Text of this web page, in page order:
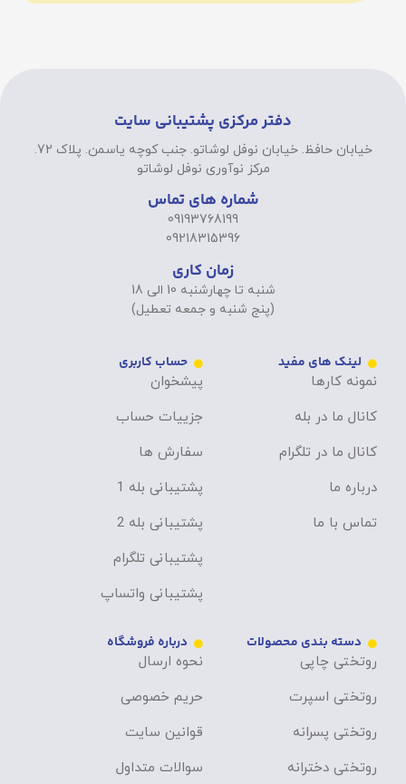
دفتر مرکزی پشتیبانی سایت
خیابان حافظ. خیابان نوفل لوشاتو. جنب کوچه یاسمن. پلاک 72.
مرکز نوآوری نوفل لوشاتو
شماره های تماس
09193768199
09218315396
زمان کاری
شنبه تا چهارشنبه 10 الی 18
(پنج شنبه و جمعه تعطیل)
لینک های مفید
نمونه کارها
کانال ما در بله
کانال ما در تلگرام
درباره ما
تماس با ما
حساب کاربری
پیشخوان
جزییات حساب
سفارش ها
پشتیبانی بله 1
پشتیبانی بله 2
پشتیبانی تلگرام
پشتیبانی واتساپ
دسته بندی محصولات
روتختی چاپی
روتختی اسپرت
روتختی پسرانه
روتختی دخترانه
درباره فروشگاه
نحوه ارسال
حریم خصوصی
قوانین سایت
سوالات متداول